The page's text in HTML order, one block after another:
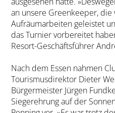
an unsere Greenkeeper,
Aufräumarbeiten geleistet
das Turnier vorbereitet
Resort-Geschäftsführer
Nach dem Essen nahmen
Tourismusdirektor Dieter
Bürgermeister Jürgen
Siegerehrung auf der